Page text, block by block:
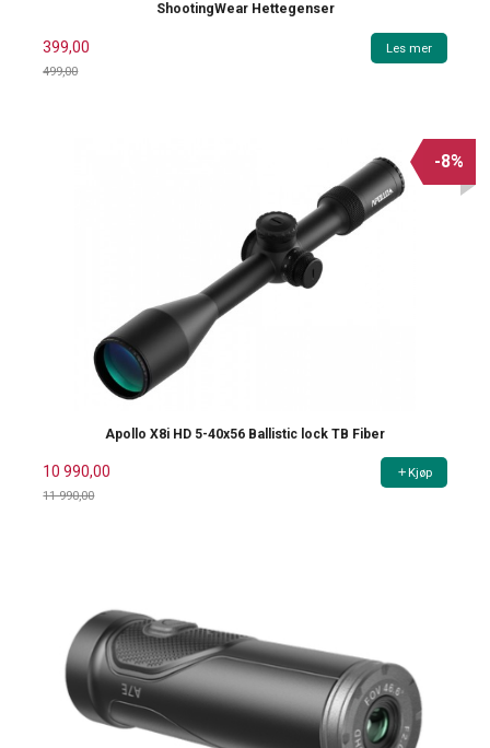
ShootingWear Hettegenser
399,00
499,00
Les mer
Apollo X8i HD 5-40x56 Ballistic lock TB Fiber
10 990,00
11 990,00
-8%
Kjøp